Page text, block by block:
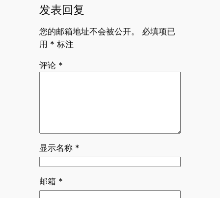
发表回复
您的邮箱地址不会被公开。
必填项已
用 * 标注
评论 *
显示名称 *
邮箱 *